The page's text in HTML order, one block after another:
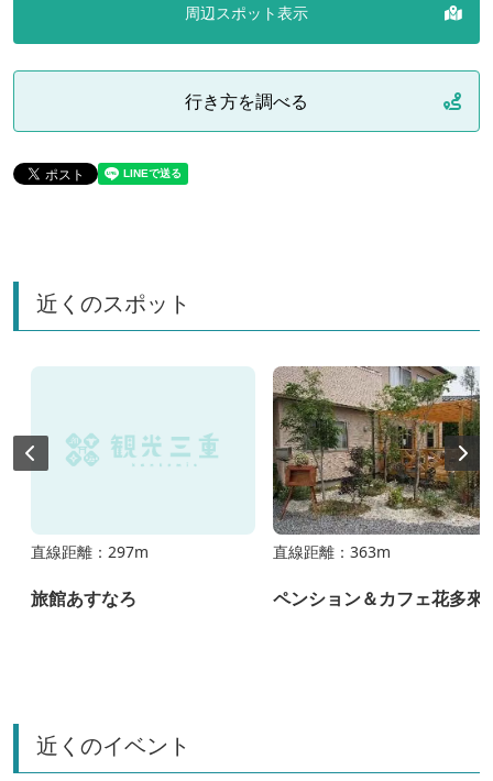
周辺スポット表示
行き方を調べる
近くのスポット
直線距離：297m
旅館あすなろ
直線距離：363m
ペンション＆カフェ花多來
近くのイベント